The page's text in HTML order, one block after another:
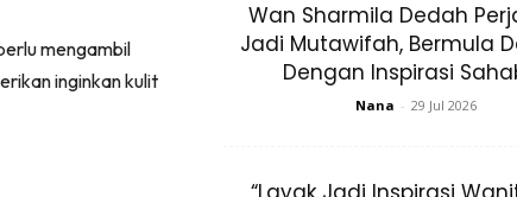
mengambil
inginkan kulit
Wan Sharmila Dedah
Jadi Mutawifah, Bermula
Dengan Inspirasi
Nana - 29 Jul 2026